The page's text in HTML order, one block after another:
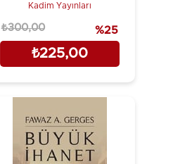
Kadim Yayınları
₺225,00
₺300,00 %25